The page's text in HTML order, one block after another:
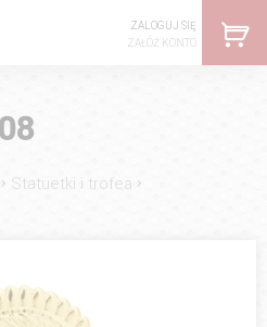
ZALOGUJ SIĘ
ZAŁÓŻ KONTO
› Statuetki i trofea ›